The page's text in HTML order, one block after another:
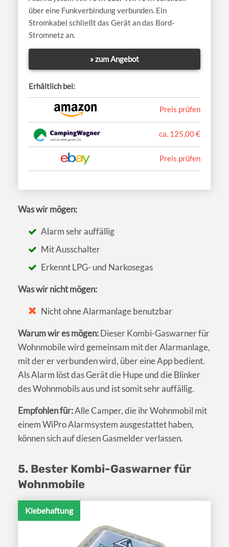
über eine Funkverbindung verbunden. Ein
Stromkabel schließt das Gerät an das Bord-
Stromnetz an.
» zum Angebot
Erhältlich bei:
Preis prüfen
ca. 125,00 €
Preis prüfen
Was wir mögen:
Alarm sehr auffällig
Mit Ausschalter
Erkennt LPG- und Narkosegas
Was wir nicht mögen:
Nicht ohne Alarmanlage benutzbar
Warum wir es mögen:Dieser Kombi-Gaswarner für
Wohnmobile wird gemeinsam mit der Alarmanlage,
mit der er verbunden wird, über eine App bedient.
Als Alarm löst das Gerät die Hupe und die Blinker
des Wohnmobils aus und ist somit sehr auffällig.
Empfohlen für:Alle Camper, die ihr Wohnmobil mit
einem WiPro Alarmsystem ausgestattet haben,
können sich auf diesen Gasmelder verlassen.
5. Bester Kombi-Gaswarner für
Wohnmobile
Klebehaftung